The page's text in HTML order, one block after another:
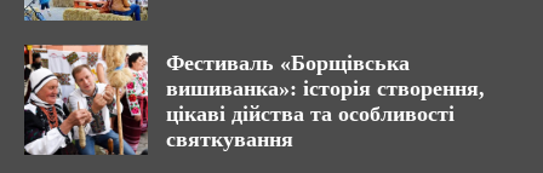
Фестиваль «Борщівська
вишиванка»: історія створення,
цікаві дійства та особливості
святкування